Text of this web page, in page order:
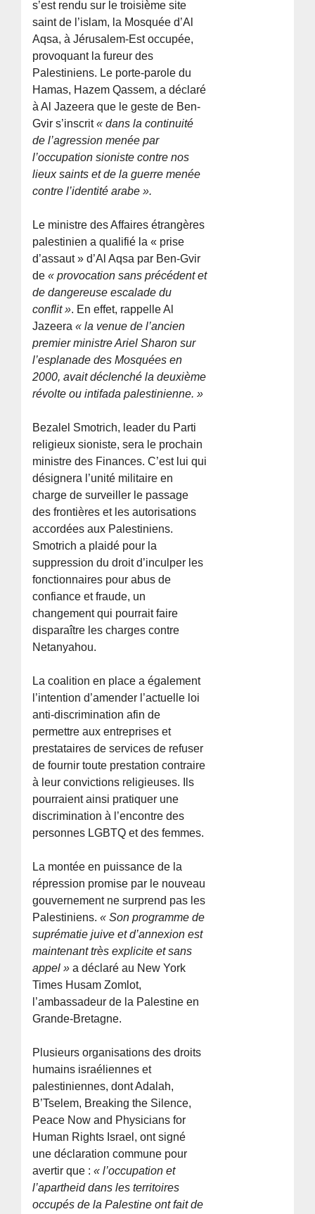
s’est rendu sur le troisième site
saint de l’islam, la Mosquée d’Al
Aqsa, à Jérusalem-Est occupée,
provoquant la fureur des
Palestiniens. Le porte-parole du
Hamas, Hazem Qassem, a déclaré
à Al Jazeera que le geste de Ben-
Gvir s’inscrit« dans la continuité
de l’agression menée par
l’occupation sioniste contre nos
lieux saints et de la guerre menée
contre l’identité arabe ».
Le ministre des Affaires étrangères
palestinien a qualifié la « prise
d’assaut » d’Al Aqsa par Ben-Gvir
de« provocation sans précédent et
de dangereuse escalade du
conflit ». En effet, rappelle Al
Jazeera« la venue de l’ancien
premier ministre Ariel Sharon sur
l’esplanade des Mosquées en
2000, avait déclenché la deuxième
révolte ou intifada palestinienne. »
Bezalel Smotrich, leader du Parti
religieux sioniste, sera le prochain
ministre des Finances. C’est lui qui
désignera l’unité militaire en
charge de surveiller le passage
des frontières et les autorisations
accordées aux Palestiniens.
Smotrich a plaidé pour la
suppression du droit d’inculper les
fonctionnaires pour abus de
confiance et fraude, un
changement qui pourrait faire
disparaître les charges contre
Netanyahou.
La coalition en place a également
l’intention d’amender l’actuelle loi
anti-discrimination afin de
permettre aux entreprises et
prestataires de services de refuser
de fournir toute prestation contraire
à leur convictions religieuses. Ils
pourraient ainsi pratiquer une
discrimination à l’encontre des
personnes LGBTQ et des femmes.
La montée en puissance de la
répression promise par le nouveau
gouvernement ne surprend pas les
Palestiniens.« Son programme de
suprématie juive et d’annexion est
maintenant très explicite et sans
appel » a déclaré au New York
Times Husam Zomlot,
l’ambassadeur de la Palestine en
Grande-Bretagne.
Plusieurs organisations des droits
humains israéliennes et
palestiniennes, dont Adalah,
B’Tselem, Breaking the Silence,
Peace Now and Physicians for
Human Rights Israel, ont signé
une déclaration commune pour
avertir que :« l’occupation et
l’apartheid dans les territoires
occupés de la Palestine ont fait de